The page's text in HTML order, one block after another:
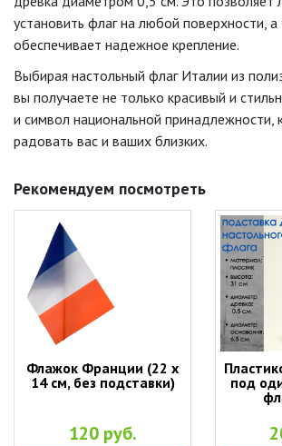
установить флаг на любой поверхности, а
обеспечивает надежное крепление.
Выбирая настольный флаг Италии из
вы получаете не только красивый и
и символ национальной принадлежности,
радовать вас и ваших близких.
Рекомендуем посмотреть
Флажок Франции (22 х
14 см, без подставки)
120 руб.
под